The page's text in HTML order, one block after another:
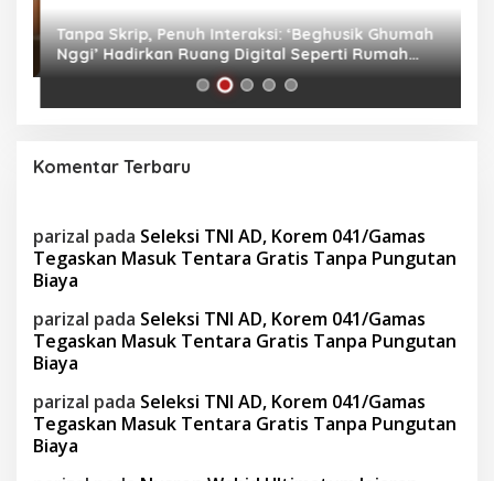
Tanpa Skrip, Penuh Interaksi: ‘Beghusik Ghumah
Nggi’ Hadirkan Ruang Digital Seperti Rumah
Sendiri
Komentar Terbaru
parizal pada Seleksi TNI AD, Korem 041/Gamas
Tegaskan Masuk Tentara Gratis Tanpa Pungutan
Biaya
parizal pada Seleksi TNI AD, Korem 041/Gamas
Tegaskan Masuk Tentara Gratis Tanpa Pungutan
Biaya
parizal pada Seleksi TNI AD, Korem 041/Gamas
Tegaskan Masuk Tentara Gratis Tanpa Pungutan
Biaya